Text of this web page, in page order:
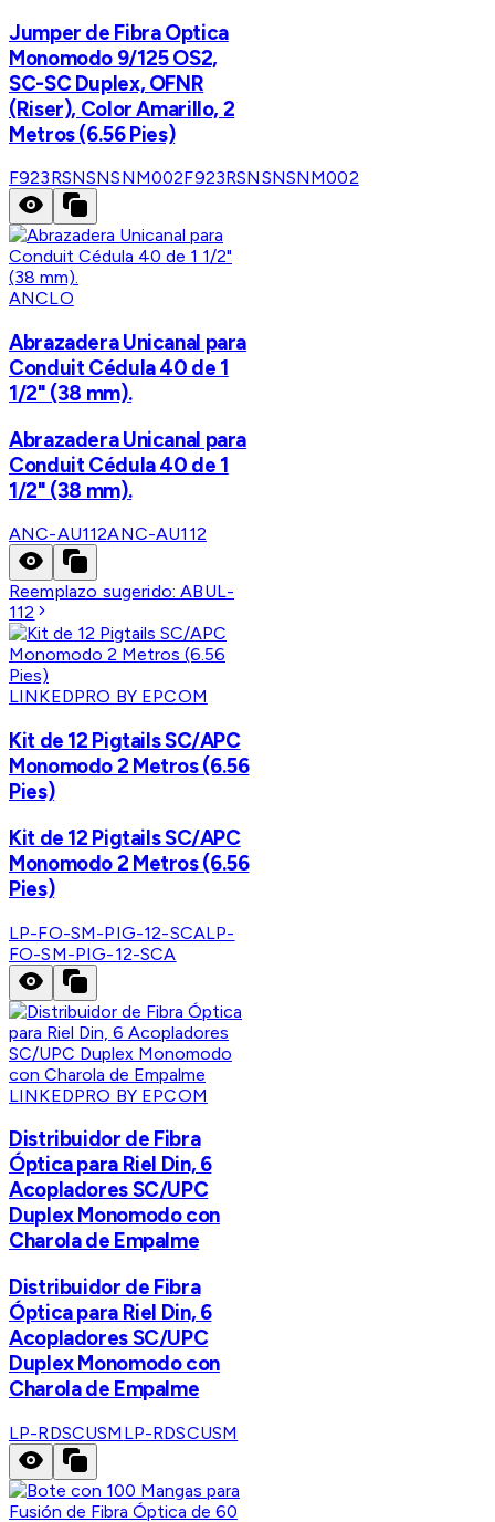
Jumper de Fibra Optica
Monomodo 9/125 OS2,
SC-SC Duplex, OFNR
(Riser), Color Amarillo, 2
Metros (6.56 Pies)
F923RSNSNSNM002F923RSNSNSNM002
ANCLO
Abrazadera Unicanal para
Conduit Cédula 40 de 1
1/2" (38 mm).
Abrazadera Unicanal para
Conduit Cédula 40 de 1
1/2" (38 mm).
ANC-AU112ANC-AU112
Reemplazo sugerido:ABUL-
112
LINKEDPRO BY EPCOM
Kit de 12 Pigtails SC/APC
Monomodo 2 Metros (6.56
Pies)
Kit de 12 Pigtails SC/APC
Monomodo 2 Metros (6.56
Pies)
LP-FO-SM-PIG-12-SCALP-
FO-SM-PIG-12-SCA
LINKEDPRO BY EPCOM
Distribuidor de Fibra
Óptica para Riel Din, 6
Acopladores SC/UPC
Duplex Monomodo con
Charola de Empalme
Distribuidor de Fibra
Óptica para Riel Din, 6
Acopladores SC/UPC
Duplex Monomodo con
Charola de Empalme
LP-RDSCUSM LP-RDSCUSM